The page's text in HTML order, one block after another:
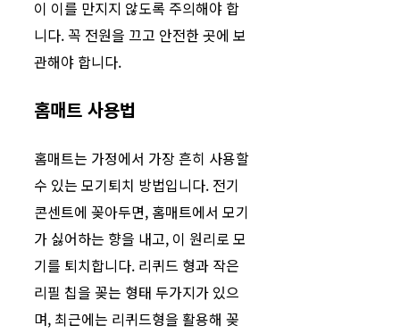
이 이를 만지지 않도록 주의해야 합
니다. 꼭 전원을 끄고 안전한 곳에 보
관해야 합니다.
홈매트 사용법
홈매트는 가정에서 가장 흔히 사용할
수 있는 모기퇴치 방법입니다. 전기
콘센트에 꽂아두면, 홈매트에서 모기
가 싫어하는 향을 내고, 이 원리로 모
기를 퇴치합니다. 리퀴드 형과 작은
리필 칩을 꽂는 형태 두가지가 있으
며, 최근에는 리퀴드형을 활용해 꽂